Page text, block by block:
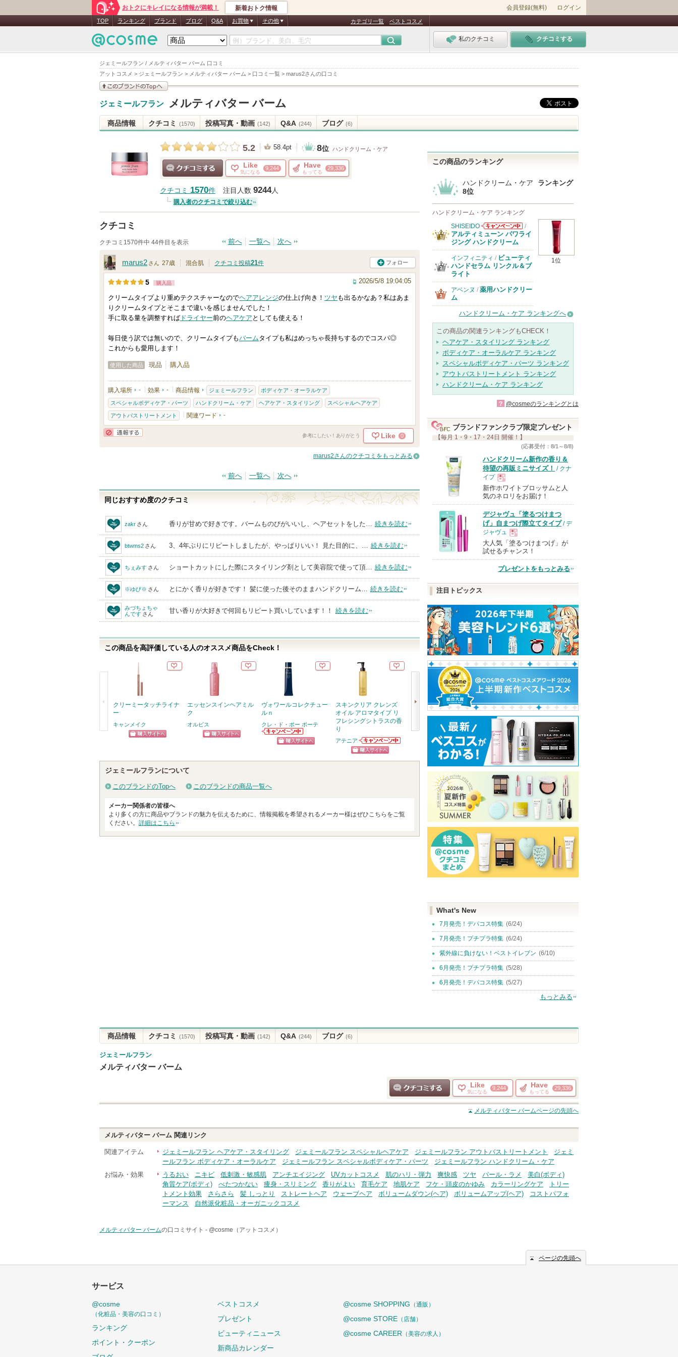
ジェミールフラン / メルティバター バーム 口コミ
アットコスメ > ジェミールフラン > メルティバター バーム > 口コミ一覧 > marus2さんの口コミ
おトクにキレイになる情報が満載！ 新着おトク情報 会員登録(無料) ログイン
TOP ランキング ブランド ブログ Q&A お買物 その他 カテゴリ一覧 ベストコスメ
私のクチコミ クチコミする
ジェミールフラン メルティバター バーム
商品情報 クチコミ (1570) 投稿写真・動画 (142) Q&A (244) ブログ (6)
5.2 58.4pt 8位 ハンドクリーム・ケア
Like
気になる
9,244 Have
もってる
29,336
クチコミ 1570件 注目人数 9244人
購入者のクチコミで絞り込む
クチコミ
クチコミ1570件中 44件目を表示 前へ 一覧へ 次へ
marus2 さん 27歳 混合肌 クチコミ投稿21件 フォロー
5 購入品 2026/5/8 19:04:05
クリームタイプより重めテクスチャーなのでヘアアレンジの仕上げ向き！ ツヤ も出るかなあ？私はあま
りクリームタイプとそこまで違いを感じませんでした！
手に取る量を調整すれば ドライヤー前のヘアケア としても使える！
毎日使う訳では無いので、クリームタイプもバームタイプも私はめっちゃ長持ちするのでコスパ◎
これからも愛用します！
使用した商品 現品 購入品
購入場所 - 効果 - 商品情報 ジェミールフラン ボディケア・オーラルケア
スペシャルボディケア・パーツ ハンドクリーム・ケア ヘアケア・スタイリング スペシャルヘアケア
アウトバストリートメント 関連ワード -
参考にしたい！ありがとう Like 0
marus2さんのクチコミをもっとみる
前へ 一覧へ 次へ
同じおすすめ度のクチコミ
zakr さん 香りが甘めで好きです。バームものびがいいし、ヘアセットをした… 続きを読む
btwms2 さん 3、4年ぶりにリピートしましたが、やっぱりいい！ 見た目的に、… 続きを読む
ちぇみす さん ショートカットにした際にスタイリング剤として美容院で使って頂… 続きを読む
※ゆび※ さん とにかく香りが好きです！ 髪に使った後そのままハンドクリーム… 続きを読む
みづちょちゃ
んです さん 甘い香りが大好きで何回もリピート買いしています！！ 続きを読む
この商品を高評価している人のオススメ商品をCheck！
クリーミータッチライナ
ー
キャンメイク
エッセンスインヘアミル
ク
オルビス
ヴォワールコレクチュー
ルｎ
クレ・ド・ポー ボーテ
クレ・ド・ポー
ボーテからのお
スキンクリア クレンズ
オイル アロマタイプ リ
フレシングシトラスの香
り
アテニア
アテニアからの
お知らせがあり
ます
ショッピン
スピーディーマスカラリ
ムーバー
ヒロインメイク
ショッピン
グサイトへ
マルチファンデパフ ２Ｐ
ロージーローザ
ショッピン
グサイトへ
ハンオールブロウカラ
rom&nd
ジェミールフランについて
このブランドのTopへ このブランドの商品一覧へ
メーカー関係者の皆様へ
より多くの方に商品やブランドの魅力を伝えるために、情報掲載を希望されるメーカー様はぜひこちらをご覧
ください。 詳細はこちら
この商品のランキング
ハンドクリーム・ケア
ランキング
8位
ハンドクリーム・ケア ランキング
1位
SHISEIDO
SHISEIDOから
のお知らせがあ
/
アルティミューン パワライ
ジング ハンドクリーム
インフィニティ / ビューティ
ハンドセラム リンクル＆ブ
ライト
アベンヌ / 薬用ハンドクリー
ム
ハンドクリーム・ケア ランキングへ
この商品の関連ランキングもCHECK！
ヘアケア・スタイリング ランキング
ボディケア・オーラルケア ランキング
スペシャルボディケア・パーツ ランキング
アウトバストリートメント ランキング
ハンドクリーム・ケア ランキング
? @cosmeのランキングとは
ブランドファンクラブ限定プレゼント
【毎月 1・9・17・24日 開催！】
(応募受付：8/1～8/8)
ハンドクリーム新作の香り＆
待望の再販ミニサイズ！ / クナ
イプ
現
品
新作ホワイトブロッサムと人
気のネロリをお届け！
デジャヴュ「塗るつけまつ
げ」自まつげ際立てタイプ/ デ
ジャヴュ
現
品
大人気「塗るつけまつげ」が
試せるチャンス！
プレゼントをもっとみる
注目トピックス
What's New
7月発売！デパコス特集 (6/24)
7月発売！プチプラ特集 (6/24)
紫外線に負けない！ベストイレブン (6/10)
6月発売！プチプラ特集 (5/28)
6月発売！デパコス特集 (5/27)
もっとみる
商品情報 クチコミ (1570) 投稿写真・動画 (142) Q&A (244) ブログ (6)
ジェミールフラン
メルティバター バーム
クチコミする
Like
気になる
9,244 Have
もってる
29,336
メルティバター バームページの先頭へ
メルティバター バーム 関連リンク
関連アイテム ジェミールフラン ヘアケア・スタイリング ジェミールフラン スペシャルヘアケア ジェミールフラン アウトバストリートメント
ジェミ
ールフラン ボディケア・オーラルケア
ジェミールフラン スペシャルボディケア・パーツ
ジェミールフラン ハンドクリーム・ケア
お悩み・効果
うるおい ニキビ 低刺激・敏感肌 アンチエイジング UVカットコスメ 肌のハリ・弾力 爽快感 ツヤ パール・ラメ
美白(ボディ)
角質ケア(ボディ)
べたつかない 痩身・スリミング 香りがよい 育毛ケア 地肌ケア フケ・頭皮のかゆみ カラーリングケア
トリー
トメント効果
さらさら 髪 しっとり ストレートヘア ウェーブヘア ボリュームダウン(ヘア) ボリュームアップ(ヘア)
コストパフォ
ーマンス
自然派化粧品・オーガニックコスメ
メルティバター バームの口コミサイト - @cosme（アットコスメ）
ページの先頭へ
サービス
@cosme
（化粧品・美容の口コミ）
ランキング
ポイント・クーポン
ベストコスメ
プレゼント
ビューティニュース
新商品カレンダー
@cosme SHOPPING （通販）
@cosme STORE （店舗）
@cosme CAREER （美容の求人）